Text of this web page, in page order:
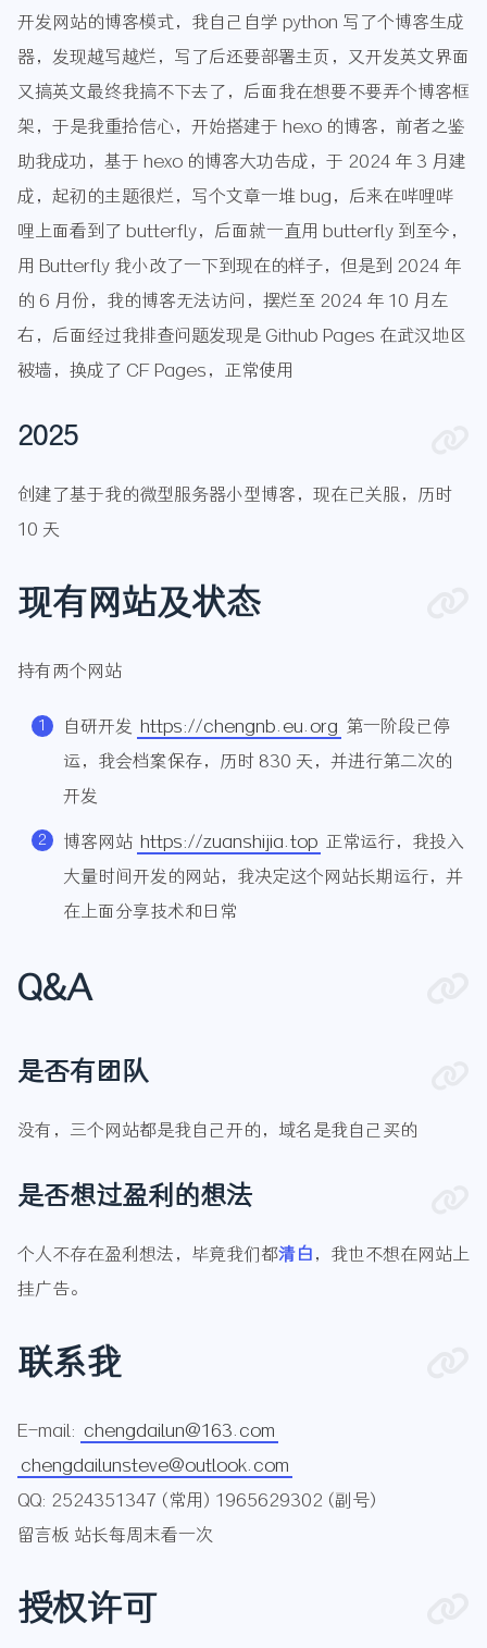
开发网站的博客模式，我自己自学 python 写了个博客生成
器，发现越写越烂，写了后还要部署主页，又开发英文界面
又搞英文最终我搞不下去了，后面我在想要不要弄个博客框
架，于是我重拾信心，开始搭建于 hexo 的博客，前者之鉴
助我成功，基于 hexo 的博客大功告成，于 2024 年 3 月建
成，起初的主题很烂，写个文章一堆 bug，后来在哔哩哔
哩上面看到了 butterfly，后面就一直用 butterfly 到至今，
用 Butterfly 我小改了一下到现在的样子，但是到 2024 年
的 6 月份，我的博客无法访问，摆烂至 2024 年 10 月左
右，后面经过我排查问题发现是 Github Pages 在武汉地区
被墙，换成了 CF Pages，正常使用
2025
创建了基于我的微型服务器小型博客，现在已关服，历时
10 天
现有网站及状态
持有两个网站
自研开发 https://chengnb.eu.org 第一阶段已停
运，我会档案保存，历时 830 天，并进行第二次的
开发
博客网站 https://zuanshijia.top 正常运行，我投入
大量时间开发的网站，我决定这个网站长期运行，并
在上面分享技术和日常
Q&A
是否有团队
没有，三个网站都是我自己开的，域名是我自己买的
是否想过盈利的想法
个人不存在盈利想法，毕竟我们都清白 ，我也不想在网站上
挂广告。
联系我
E-mail: chengdailun@163.com
chengdailunsteve@outlook.com
QQ: 2524351347 (常用) 1965629302 (副号)
留言板 站长每周末看一次
授权许可